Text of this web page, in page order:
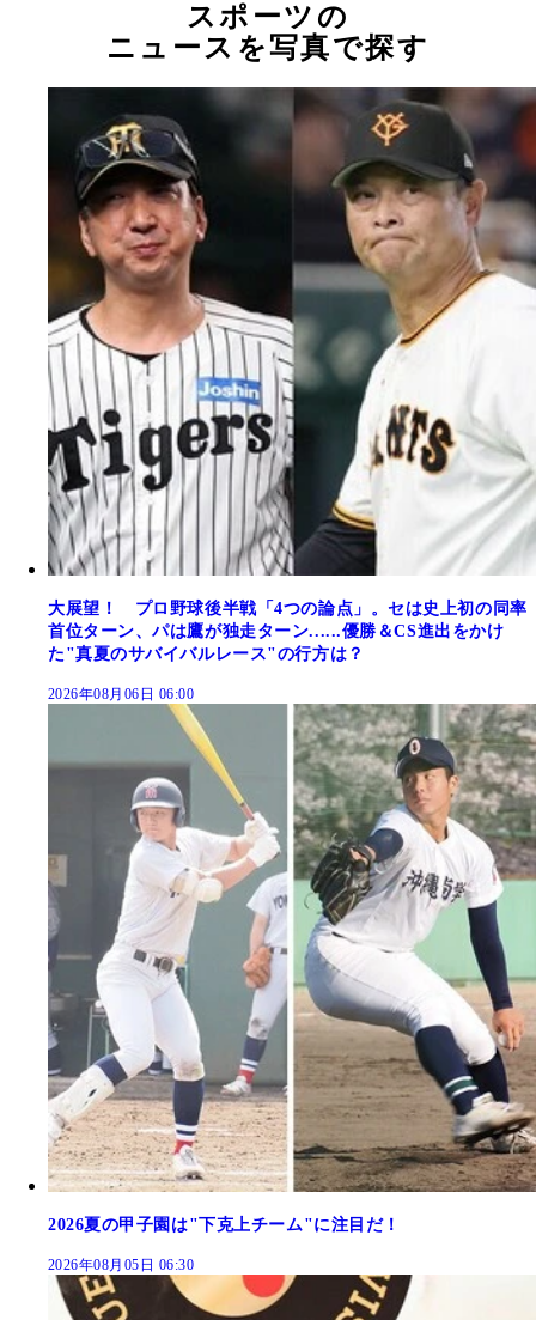
スポーツの
ニュースを写真で探す
大展望！ プロ野球後半戦「4つの論点」。セは史上初の同率
首位ターン、パは鷹が独走ターン......優勝＆CS進出をかけ
た"真夏のサバイバルレース"の行方は？
2026年08月06日 06:00
2026夏の甲子園は"下克上チーム"に注目だ！
2026年08月05日 06:30